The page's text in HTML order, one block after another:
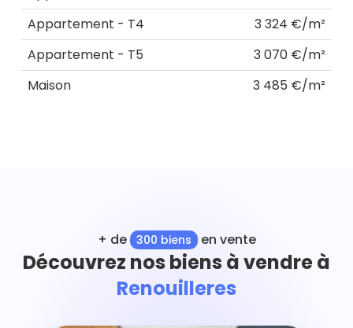
Appartement - T4
3 324 €/m²
Appartement - T5
3 070 €/m²
Maison
3 485 €/m²
+ de 300 biens en vente
Découvrez nos biens à vendre à
Renouilleres